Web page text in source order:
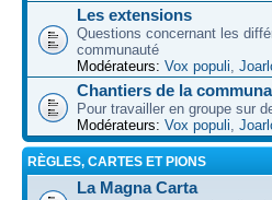
Les extensions
Questions concernant les
communauté
Modérateurs: Vox populi,
Chantiers de la
Pour travailler en groupe sur
Modérateurs: Vox populi,
RÈGLES, CARTES ET PIONS
La Magna Carta